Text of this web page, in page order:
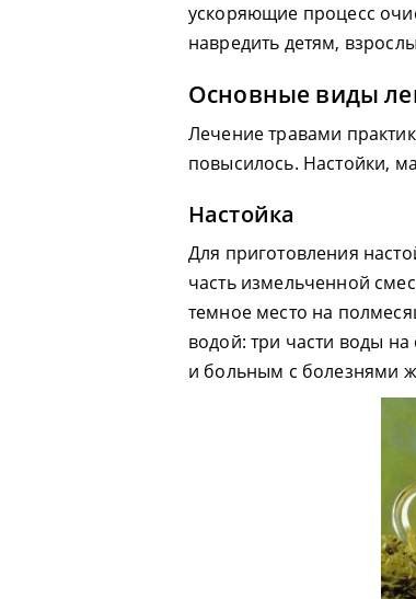
ускоряющие процесс
навредить детям,
Основные виды
Лечение травами
повысилось. Настойки,
Настойка
Для приготовления
часть измельченной
темное место на
водой: три части воды на
и больным с болезнями